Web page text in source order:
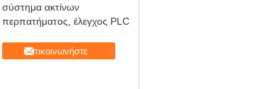
σύστημα ακτίνων
περπατήματος, έλεγχος PLC
Επικοινωνήστε